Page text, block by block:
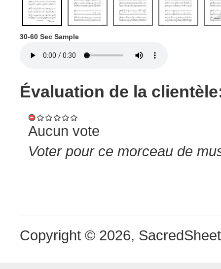
30-60 Sec Sample
Évaluation de la
Aucun vote
Voter pour ce morceau de
Copyright © 2026,